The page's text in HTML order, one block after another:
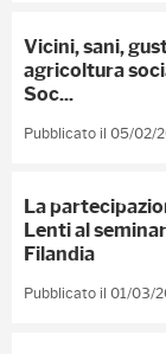
Vicini, sani,
agricoltura
Soc...
Pubblicato il 05/02/
La
Lenti al
Filandia
Pubblicato il 01/03/